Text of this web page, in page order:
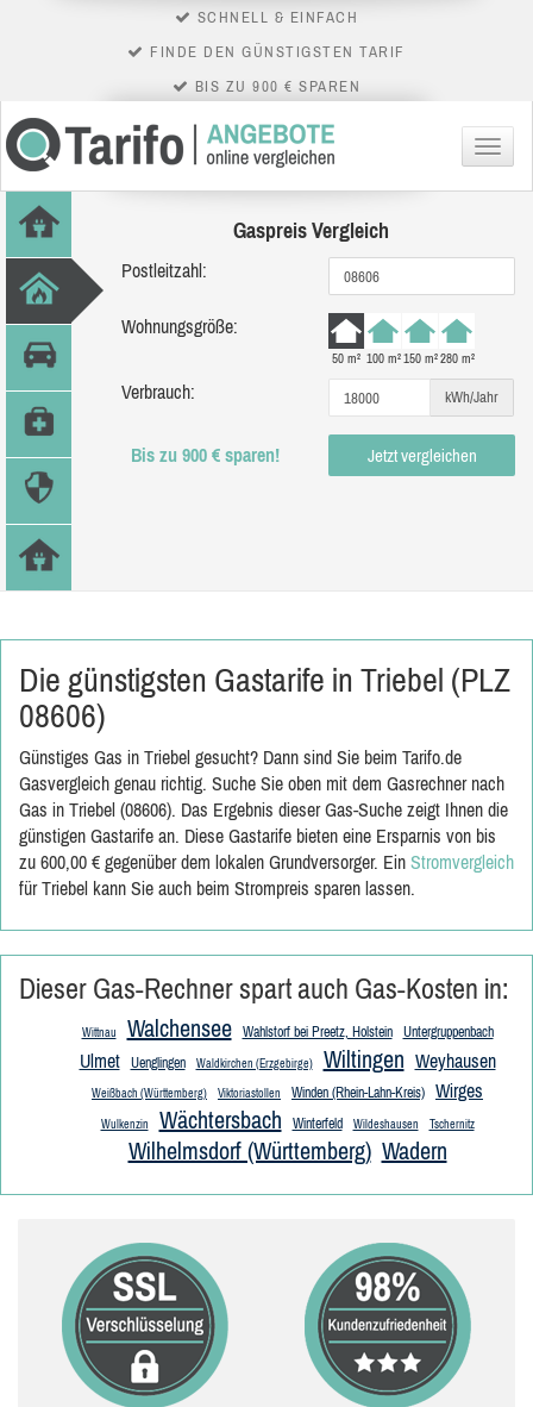
SCHNELL & EINFACH
FINDE DEN GÜNSTIGSTEN TARIF
BIS ZU 900 € SPAREN
Menü
Gaspreis Vergleich
Postleitzahl:
Wohnungsgröße:
50 m² 100 m²150 m²280 m²
Verbrauch: kWh/Jahr
Bis zu 900 € sparen! Jetzt vergleichen
Die günstigsten Gastarife in Triebel (PLZ
08606)
Günstiges Gas in Triebel gesucht? Dann sind Sie beim Tarifo.de
Gasvergleich genau richtig. Suche Sie oben mit dem Gasrechner nach
Gas in Triebel (08606). Das Ergebnis dieser Gas-Suche zeigt Ihnen die
günstigen Gastarife an. Diese Gastarife bieten eine Ersparnis von bis
zu 600,00 € gegenüber dem lokalen Grundversorger. Ein Stromvergleich
für Triebel kann Sie auch beim Strompreis sparen lassen.
Dieser Gas-Rechner spart auch Gas-Kosten in:
Wittnau Walchensee Wahlstorf bei Preetz, Holstein Untergruppenbach
Ulmet Uenglingen Waldkirchen (Erzgebirge) Wiltingen Weyhausen
Weißbach (Württemberg) Viktoriastollen Winden (Rhein-Lahn-Kreis) Wirges
Wulkenzin Wächtersbach Winterfeld Wildeshausen Tschernitz
Wilhelmsdorf (Württemberg) Wadern